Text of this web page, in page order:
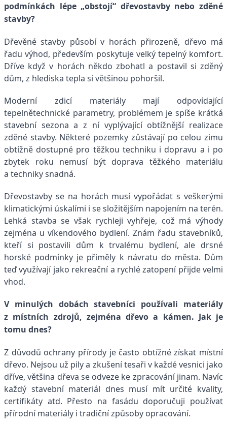
podmínkách lépe „obstojí“ dřevostavby nebo zděné
stavby?
Dřevěné stavby působí v horách přirozeně, dřevo má
řadu výhod, především poskytuje velký tepelný komfort.
Dříve když v horách někdo zbohatl a postavil si zděný
dům, z hlediska tepla si většinou pohoršil.
Moderní zdicí materiály mají odpovídající
tepelnětechnické parametry, problémem je spíše krátká
stavební sezona a z ní vyplývající obtížnější realizace
zděné stavby. Některé pozemky zůstávají po celou zimu
obtížně dostupné pro těžkou techniku i dopravu a i po
zbytek roku nemusí být doprava těžkého materiálu
a techniky snadná.
Dřevostavby se na horách musí vypořádat s veškerými
klimatickými úskalími i se složitějším napojením na terén.
Lehká stavba se však rychleji vyhřeje, což má výhody
zejména u víkendového bydlení. Znám řadu stavebníků,
kteří si postavili dům k trvalému bydlení, ale drsné
horské podmínky je přiměly k návratu do města. Dům
teď využívají jako rekreační a rychlé zatopení přijde velmi
vhod.
V minulých dobách stavebníci používali materiály
z místních zdrojů, zejména dřevo a kámen. Jak je
tomu dnes?
Z důvodů ochrany přírody je často obtížné získat místní
dřevo. Nejsou už pily a zkušení tesaři v každé vesnici jako
dříve, většina dřeva se odveze ke zpracování jinam. Navíc
každý stavební materiál dnes musí mít určité kvality,
certifikáty atd. Přesto na fasádu doporučuji používat
přírodní materiály i tradiční způsoby opracování.